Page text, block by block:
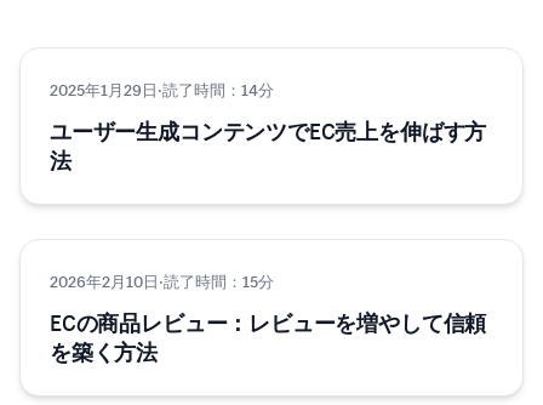
マーケティング
2025年1月29日·読了時間：14分
ユーザー生成コンテンツでEC売上を伸ばす方
法
マーケティング
2026年2月10日·読了時間：15分
ECの商品レビュー：レビューを増やして信頼
を築く方法